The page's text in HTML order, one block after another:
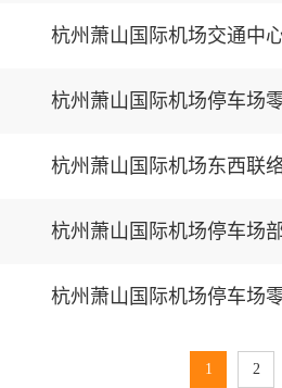
杭州萧山国际机场交通中
杭州萧山国际机场停车场
杭州萧山国际机场东西联
杭州萧山国际机场停车场
杭州萧山国际机场停车场
1 2